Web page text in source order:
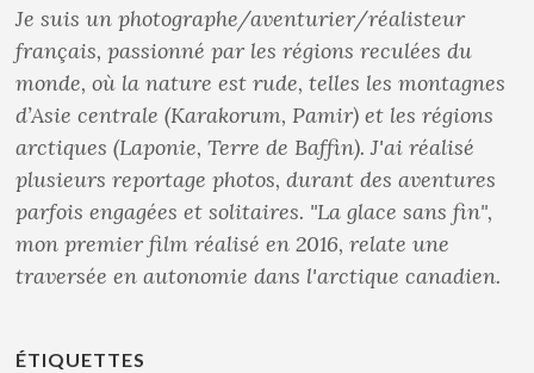
Je suis un photographe/aventurier/réalisteur
français, passionné par les régions reculées du
monde, où la nature est rude, telles les montagnes
d’Asie centrale (Karakorum, Pamir) et les régions
arctiques (Laponie, Terre de Baffin). J'ai réalisé
plusieurs reportage photos, durant des aventures
parfois engagées et solitaires. "La glace sans fin",
mon premier film réalisé en 2016, relate une
traversée en autonomie dans l'arctique canadien.
ÉTIQUETTES